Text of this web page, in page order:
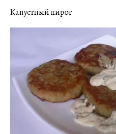
Капустный пирог